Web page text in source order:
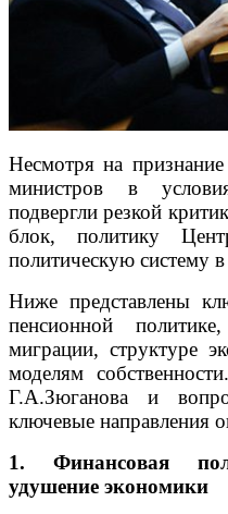
Несмотря на
министров в
подвергли резкой
блок, политику
политическую систему
Ниже представлены
пенсионной
миграции, структуре
моделям
Г.А.Зюганова и
ключевые направления
1. Финансовая
удушение экономики